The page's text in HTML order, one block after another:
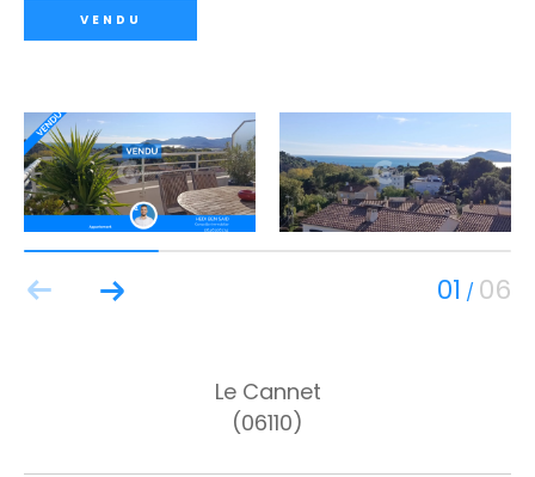
VENDU
01 / 06
Le Cannet
(06110)